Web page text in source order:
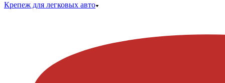
Крепеж для легковых авто